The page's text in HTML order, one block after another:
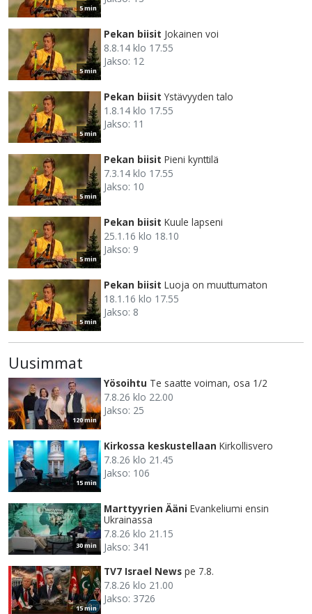
5 min
5 min
Pekan biisit Jokainen voi
8.8.14 klo 17.55
Jakso: 12
5 min
Pekan biisit Ystävyyden talo
1.8.14 klo 17.55
Jakso: 11
5 min
Pekan biisit Pieni kynttilä
7.3.14 klo 17.55
Jakso: 10
5 min
Pekan biisit Kuule lapseni
25.1.16 klo 18.10
Jakso: 9
5 min
Pekan biisit Luoja on muuttumaton
18.1.16 klo 17.55
Jakso: 8
Uusimmat
120 min
Yösoihtu Te saatte voiman, osa 1/2
7.8.26 klo 22.00
Jakso: 25
15 min
Kirkossa keskustellaan Kirkollisvero
7.8.26 klo 21.45
Jakso: 106
30 min
Marttyyrien Ääni Evankeliumi ensin
Ukrainassa
7.8.26 klo 21.15
Jakso: 341
15 min
TV7 Israel News pe 7.8.
7.8.26 klo 21.00
Jakso: 3726